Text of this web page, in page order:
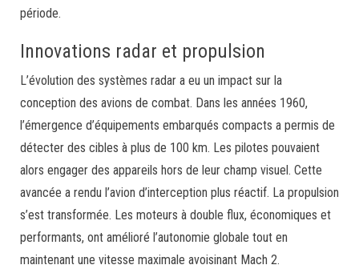
période.
Innovations radar et propulsion
L’évolution des systèmes radar a eu un impact sur la
conception des avions de combat. Dans les années 1960,
l’émergence d’équipements embarqués compacts a permis de
détecter des cibles à plus de 100 km. Les pilotes pouvaient
alors engager des appareils hors de leur champ visuel. Cette
avancée a rendu l’avion d’interception plus réactif. La propulsion
s’est transformée. Les moteurs à double flux, économiques et
performants, ont amélioré l’autonomie globale tout en
maintenant une vitesse maximale avoisinant Mach 2.